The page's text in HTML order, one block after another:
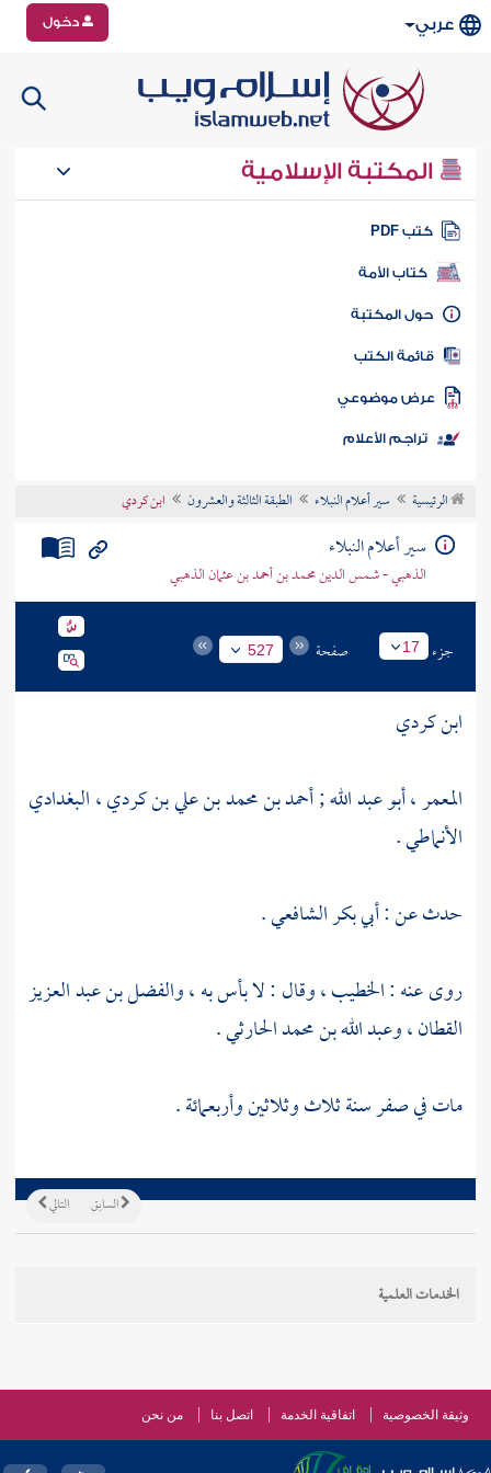
عربي دخول
المكتبة الإسلامية
كتب PDF
كتاب الأمة
المكتبة
الكتب
موضوعي
تراجم الأعلام
الرئيسية سير أعلام النبلاء الطبقة الثالثة والعشرون ابن كردي
سير أعلام النبلاء
الذهبي - شمس الدين محمد بن أحمد بن عثمان الذهبي
جزء 17 صفحة 527
ابن كردي
المعمر ، أبو عبد الله ; أحمد بن محمد بن علي بن كردي ، البغدادي
الأنماطي .
حدث عن :أبي بكر الشافعي.
روى عنه :الخطيب، وقال : لا بأس به ،والفضل بن عبد العزيز
القطان،وعبد الله بن محمد الحارثي.
مات في صفر سنة ثلاث وثلاثين وأربعمائة .
التالي السابق
الخدمات العلمية
وثيقة الخصوصية اتفاقية الخدمة اتصل بنا من نحن